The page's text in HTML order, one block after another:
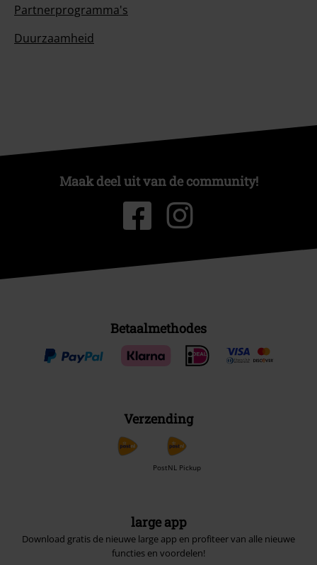
Partnerprogramma's
Duurzaamheid
Maak deel uit van de community!
Betaalmethodes
Verzending
PostNL Pickup
large app
Download gratis de nieuwe large app en profiteer van alle nieuwe
functies en voordelen!